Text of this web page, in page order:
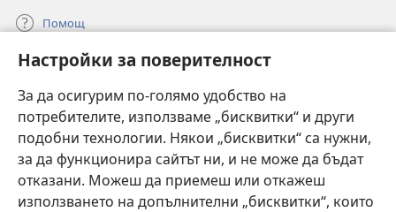
Настройки за поверителност
За да осигурим по-голямо удобство на
потребителите, използваме „бисквитки“ и други
подобни технологии. Някои „бисквитки“ са нужни,
за да функционира сайтът ни, и не може да бъдат
отказани. Можеш да приемеш или откажеш
използването на допълнителни „бисквитки“, които
Помощ
Дарения
нов
прозорец)ОНЛАЙН БИБЛИОТЕКА „Стражева кула“
(отваря
нов
прозорец)
JW Hub
(отваря
нов
прозорец)JW Library